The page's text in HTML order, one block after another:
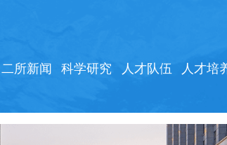
二所新闻 科学研究 人才队伍 人才培